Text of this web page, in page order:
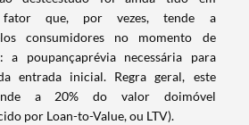
fator que, por vezes, tende a
consumidores no momento de
poupançaprévia necessária para
entrada inicial. Regra geral, este
a 20% do valor doimóvel
por Loan-to-Value, ou LTV).